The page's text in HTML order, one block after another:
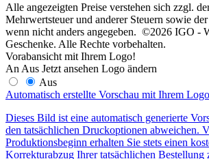
Alle angezeigten Preise verstehen sich zzgl.
Mehrwertsteuer und anderer Steuern sowie
wenn nicht anders angegeben. ©2026 IGO -
Geschenke. Alle Rechte vorbehalten.
Vorabansicht mit Ihrem Logo!
An Aus Jetzt ansehen Logo ändern
Aus
Automatisch erstellte Vorschau mit Ihrem
Dieses Bild ist eine automatisch generierte
den tatsächlichen Druckoptionen abweichen.
Produktionsbeginn erhalten Sie stets einen
Korrekturabzug Ihrer tatsächlichen Bestellung